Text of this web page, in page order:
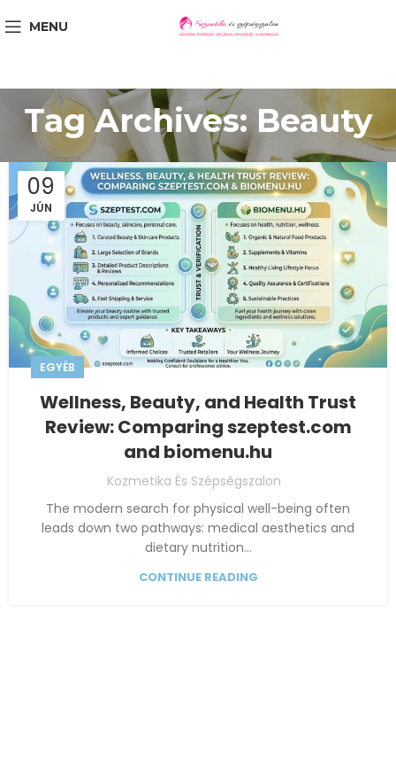
MENU
Tag Archives: Beauty
09
JÚN
EGYÉB
Wellness, Beauty, and Health Trust
Review: Comparing szeptest.com
and biomenu.hu
Kozmetika És Szépségszalon
The modern search for physical well-being often
leads down two pathways: medical aesthetics and
dietary nutrition...
CONTINUE READING